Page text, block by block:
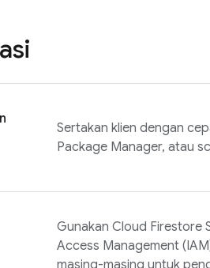
Sertakan klien dengan
Package Manager, atau
Gunakan Cloud Firestore
Access Management
masing-masing untuk